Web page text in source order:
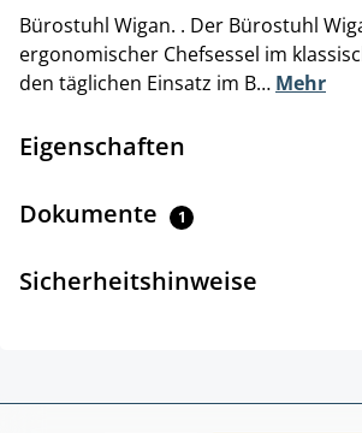
Bürostuhl Wigan. . Der Bürostuhl
ergonomischer Chefsessel im
den täglichen Einsatz im B… Mehr
Eigenschaften
Dokumente 1
Sicherheitshinweise